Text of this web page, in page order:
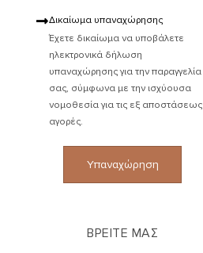
Δικαίωμα υπαναχώρησης
Έχετε δικαίωμα να υποβάλετε
ηλεκτρονικά δήλωση
υπαναχώρησης για την παραγγελία
σας, σύμφωνα με την ισχύουσα
νομοθεσία για τις εξ αποστάσεως
αγορές.
Υπαναχώρηση
ΒΡΕΙΤΕ ΜΑΣ